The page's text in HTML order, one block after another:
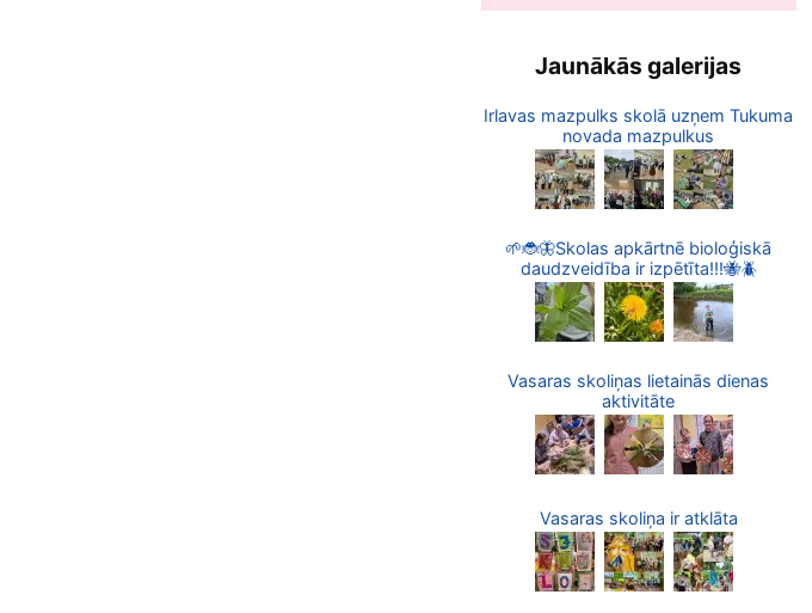
Jaunākās galerijas
Irlavas mazpulks skolā uzņem Tukuma
novada mazpulkus
🌱🐞🦋Skolas apkārtnē bioloģiskā
daudzveidība ir izpētīta!!!🐝🪲
Vasaras skoliņas lietainās dienas
aktivitāte
Vasaras skoliņa ir atklāta